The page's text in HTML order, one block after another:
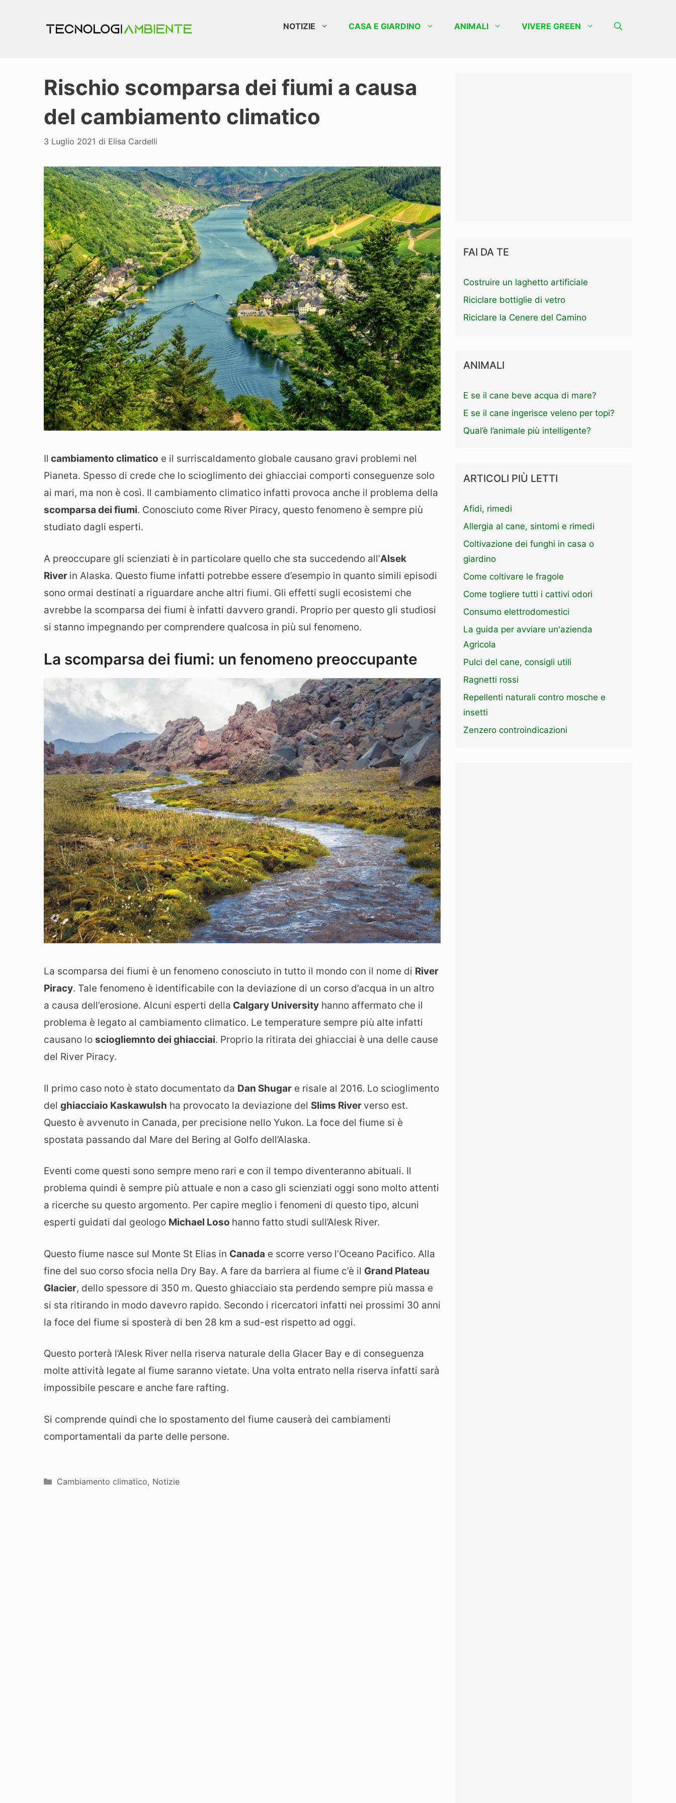
NOTIZIE CASA E GIARDINO ANIMALI VIVERE GREEN
Rischio scomparsa dei fiumi a causa
del cambiamento climatico
3 Luglio 2021 di Elisa Cardelli
Il cambiamento climatico e il surriscaldamento globale causano gravi problemi nel
Pianeta. Spesso di crede che lo scioglimento dei ghiacciai comporti conseguenze solo
ai mari, ma non è così. Il cambiamento climatico infatti provoca anche il problema della
scomparsa dei fiumi. Conosciuto come River Piracy, questo fenomeno è sempre più
studiato dagli esperti.
A preoccupare gli scienziati è in particolare quello che sta succedendo all’Alsek
River in Alaska. Questo fiume infatti potrebbe essere d’esempio in quanto simili episodi
sono ormai destinati a riguardare anche altri fiumi. Gli effetti sugli ecosistemi che
avrebbe la scomparsa dei fiumi è infatti davvero grandi. Proprio per questo gli studiosi
si stanno impegnando per comprendere qualcosa in più sul fenomeno.
La scomparsa dei fiumi: un fenomeno preoccupante
La scomparsa dei fiumi è un fenomeno conosciuto in tutto il mondo con il nome di River
Piracy. Tale fenomeno è identificabile con la deviazione di un corso d’acqua in un altro
a causa dell’erosione. Alcuni esperti della Calgary University hanno affermato che il
problema è legato al cambiamento climatico. Le temperature sempre più alte infatti
causano lo sciogliemnto dei ghiacciai. Proprio la ritirata dei ghiacciai è una delle cause
del River Piracy.
Il primo caso noto è stato documentato da Dan Shugar e risale al 2016. Lo scioglimento
del ghiacciaio Kaskawulsh ha provocato la deviazione del Slims River verso est.
Questo è avvenuto in Canada, per precisione nello Yukon. La foce del fiume si è
spostata passando dal Mare del Bering al Golfo dell’Alaska.
Eventi come questi sono sempre meno rari e con il tempo diventeranno abituali. Il
problema quindi è sempre più attuale e non a caso gli scienziati oggi sono molto attenti
a ricerche su questo argomento. Per capire meglio i fenomeni di questo tipo, alcuni
esperti guidati dal geologo Michael Loso hanno fatto studi sull’Alesk River.
Questo fiume nasce sul Monte St Elias in Canada e scorre verso l’Oceano Pacifico. Alla
fine del suo corso sfocia nella Dry Bay. A fare da barriera al fiume c’è il Grand Plateau
Glacier, dello spessore di 350 m. Questo ghiacciaio sta perdendo sempre più massa e
si sta ritirando in modo davevro rapido. Secondo i ricercatori infatti nei prossimi 30 anni
la foce del fiume si sposterà di ben 28 km a sud-est rispetto ad oggi.
Questo porterà l’Alesk River nella riserva naturale della Glacer Bay e di conseguenza
molte attività legate al fiume saranno vietate. Una volta entrato nella riserva infatti sarà
impossibile pescare e anche fare rafting.
Si comprende quindi che lo spostamento del fiume causerà dei cambiamenti
comportamentali da parte delle persone.
Categorie
Cambiamento climatico, Notizie
FAI DA TE
Costruire un laghetto artificiale
Riciclare bottiglie di vetro
Riciclare la Cenere del Camino
ANIMALI
E se il cane beve acqua di mare?
E se il cane ingerisce veleno per topi?
Qual’è l’animale più intelligente?
ARTICOLI PIÙ LETTI
Afidi, rimedi
Allergia al cane, sintomi e rimedi
Coltivazione dei funghi in casa o
giardino
Come coltivare le fragole
Come togliere tutti i cattivi odori
Consumo elettrodomestici
La guida per avviare un'azienda
Agricola
Pulci del cane, consigli utili
Ragnetti rossi
Repellenti naturali contro mosche e
insetti
Zenzero controindicazioni